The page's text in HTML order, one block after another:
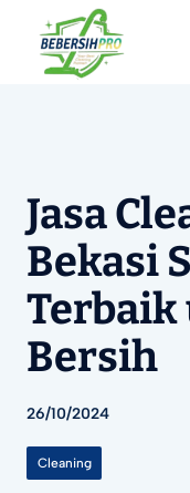
Langsung
Jasa
Bekasi
Bersih
26/10/2024
Cleaning